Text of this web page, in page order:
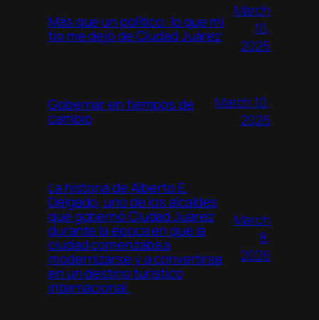
Más que un político: lo que mi
tío me dejó de Ciudad Juárez
March
10,
2026
Gobernar en tiempos de
cambio
March 10,
2026
La historia de Alberto E.
Delgado, uno de los alcaldes
que gobernó Ciudad Juárez
durante la época en que la
ciudad comenzaba a
modernizarse y a convertirse
en un destino turístico
internacional.
March
8,
2026